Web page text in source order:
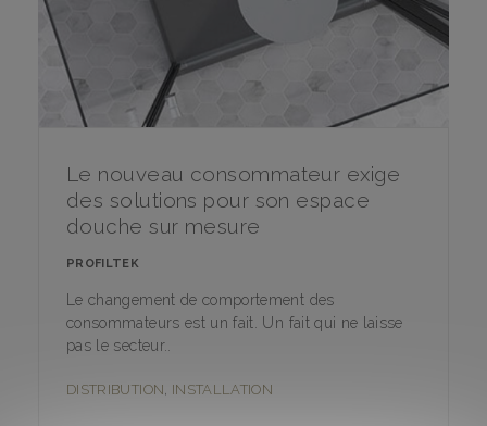
Le nouveau consommateur exige
des solutions pour son espace
douche sur mesure
PROFILTEK
Le changement de comportement des
consommateurs est un fait. Un fait qui ne laisse
pas le secteur..
DISTRIBUTION INSTALLATION